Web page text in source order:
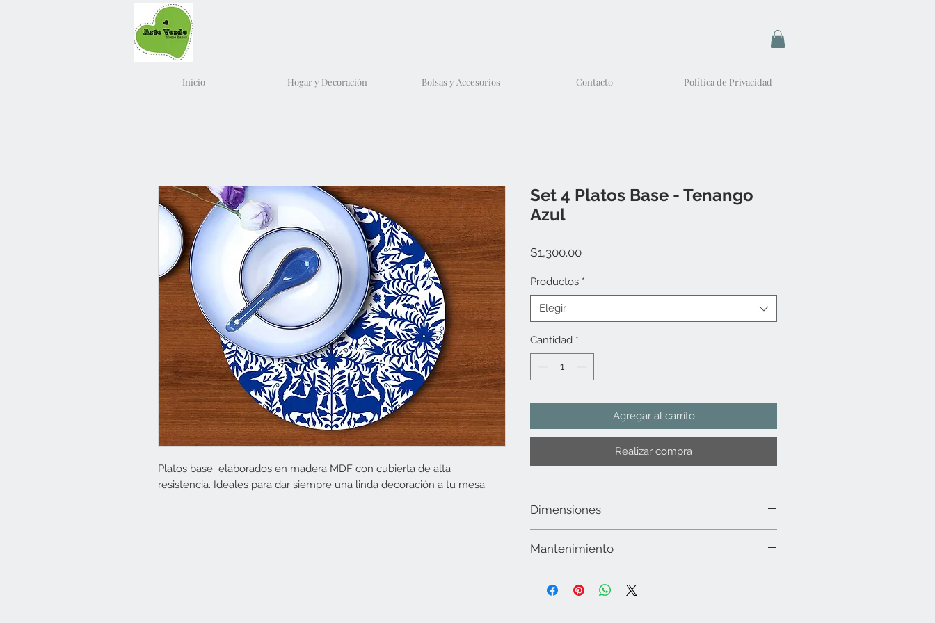
Inicio Hogar y Decoración Bolsas y Accesorios Contacto Política de Privacidad
Platos base elaborados en madera MDF con cubierta de alta
resistencia. Ideales para dar siempre una linda decoración a tu mesa.
Set 4 Platos Base - Tenango
Azul
$1,300.00Precio
Productos *
Elegir
Cantidad *
Agregar al carrito
Realizar compra
Dimensiones
Mantenimiento
utilizar alcohol. No utilizar químicos o detergentes